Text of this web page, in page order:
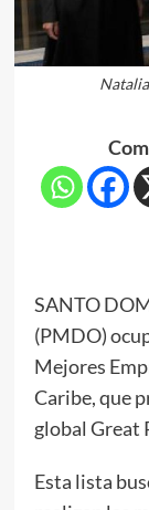
SANTO
(PMDO)
Mejores
Caribe, que
global Great
Esta lista